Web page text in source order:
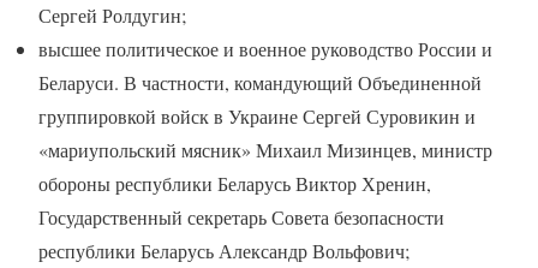
Сергей Ролдугин;
высшее политическое и военное руководство России и
Беларуси. В частности, командующий Объединенной
группировкой войск в Украине Сергей Суровикин и
«мариупольский мясник» Михаил Мизинцев, министр
обороны республики Беларусь Виктор Хренин,
Государственный секретарь Совета безопасности
республики Беларусь Александр Вольфович;